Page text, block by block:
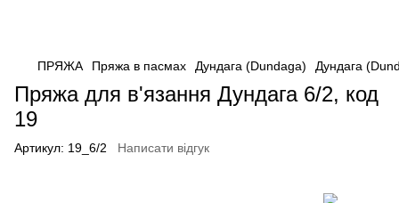
ПРЯЖА Пряжа в пасмах Дундага (Dundaga) Дундага
Пряжа для в'язання Дундага 6/2, код
19
Артикул: 19_6/2 Написати відгук